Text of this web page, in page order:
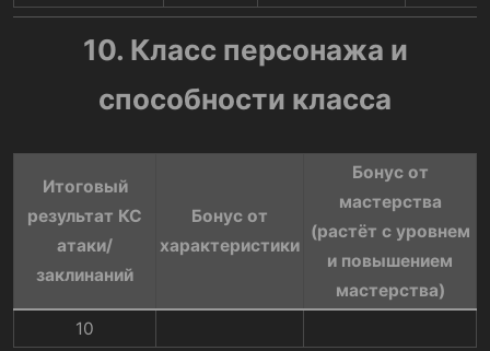
10. Класс персонажа и
способности класса
Итоговый
результат КС
атаки/
заклинаний​
Бонус от
характеристики​
Бонус от
мастерства
(растёт с уровнем
и повышением
мастерства)​
10​